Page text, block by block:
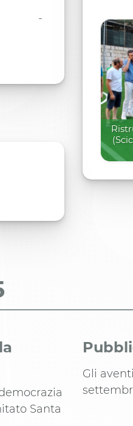
-
Santa
Gli